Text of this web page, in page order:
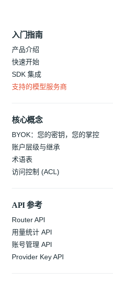
入门指南
产品介绍
快速开始
SDK 集成
支持的模型服务商
核心概念
BYOK：您的密钥，您的掌控
账户层级与继承
术语表
访问控制 (ACL)
API 参考
Router API
用量统计 API
账号管理 API
Provider Key API